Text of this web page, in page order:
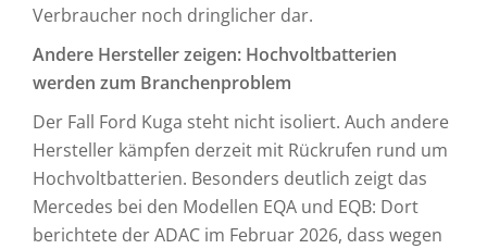
Verbraucher noch dringlicher dar.
Andere Hersteller zeigen: Hochvoltbatterien
werden zum Branchenproblem
Der Fall Ford Kuga steht nicht isoliert. Auch andere
Hersteller kämpfen derzeit mit Rückrufen rund um
Hochvoltbatterien. Besonders deutlich zeigt das
Mercedes bei den Modellen EQA und EQB: Dort
berichtete der ADAC im Februar 2026, dass wegen